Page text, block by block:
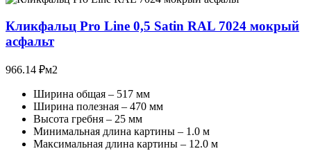
Кликфальц Pro Line 0,5 Satin RAL 7024 мокрый
асфальт
966.14 ₽м2
Ширина общая – 517 мм
Ширина полезная – 470 мм
Высота гребня – 25 мм
Минимальная длина картины – 1.0 м
Максимальная длина картины – 12.0 м